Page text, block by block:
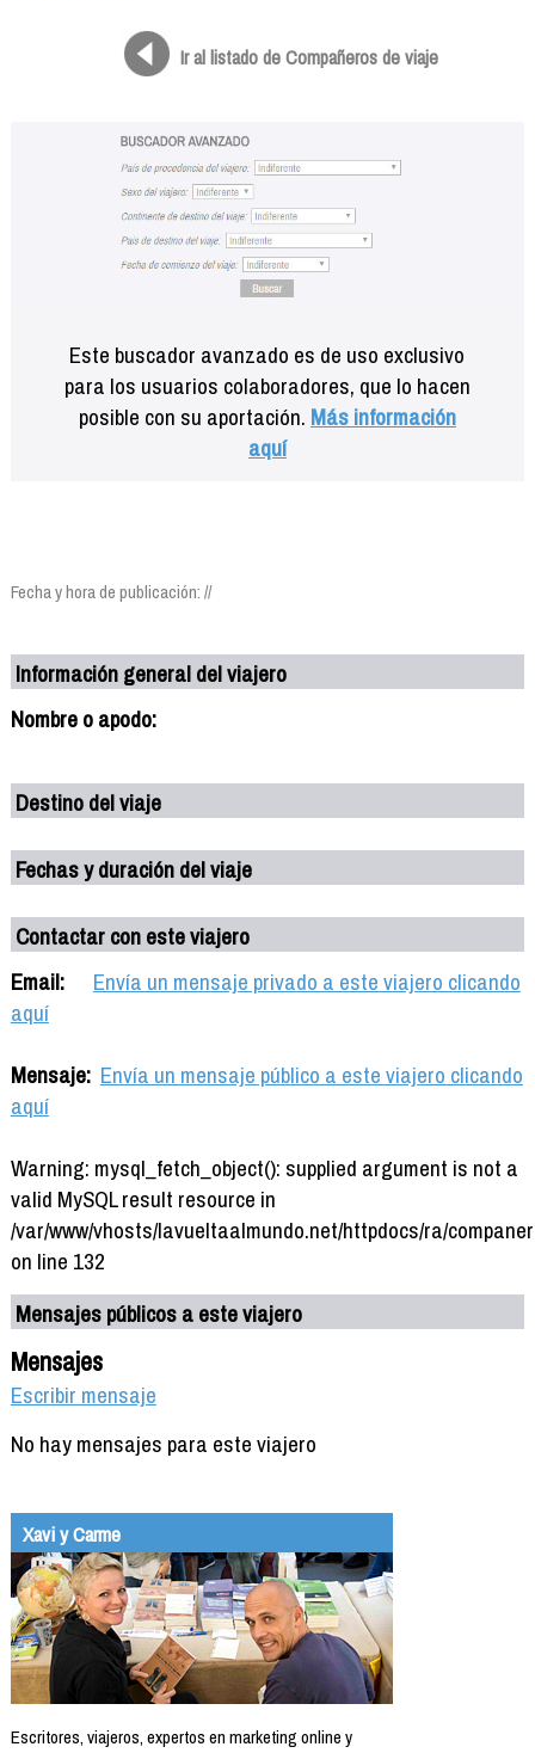
Ir al listado de Compañeros de viaje
Este buscador avanzado es de uso exclusivo
para los usuarios colaboradores, que lo hacen
posible con su aportación. Más información
aquí
Fecha y hora de publicación: //
Información general del viajero
Nombre o apodo:
Destino del viaje
Fechas y duración del viaje
Contactar con este viajero
Email:
Envía un mensaje privado a este viajero clicando
aquí
Mensaje: Envía un mensaje público a este viajero clicando
aquí
Warning: mysql_fetch_object(): supplied argument is not a
valid MySQL result resource in
/var/www/vhosts/lavueltaalmundo.net/httpdocs/ra/
on line 132
Mensajes públicos a este viajero
Mensajes
Escribir mensaje
No hay mensajes para este viajero
Xavi y Carme
Escritores, viajeros, expertos en marketing online y